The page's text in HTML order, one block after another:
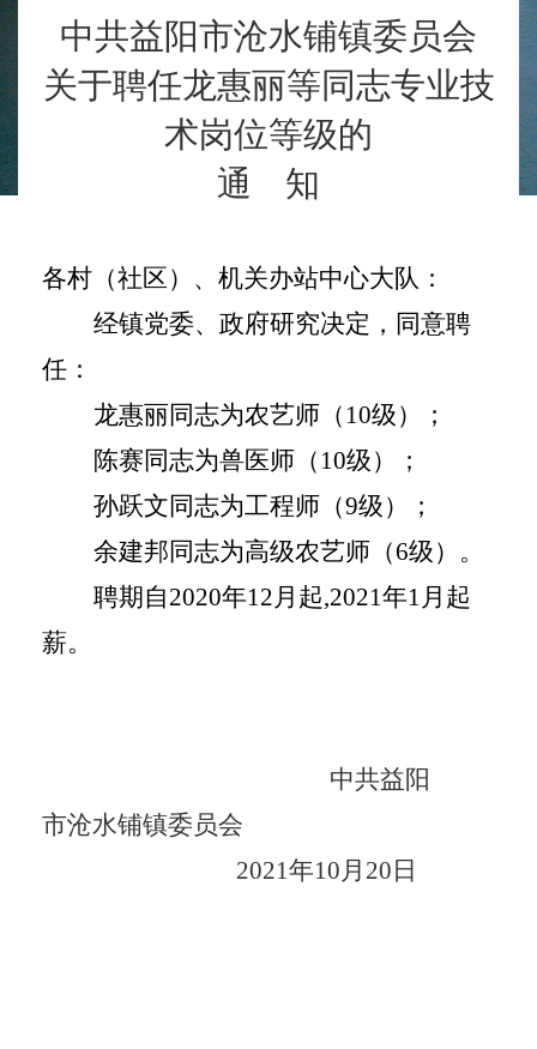
中共益阳市沧水铺镇委员会
关于聘任龙惠丽等同志专业技
术岗位等级的
通
知
各村（社区）、机关办站中心大队：
经镇党委、政府研究决定，同意聘
任：
龙惠丽同志为农艺师（ 10级）；
陈赛同志为兽医师（ 10级）；
孙跃文同志为工程师（9级）；
余建邦同志为高级农艺师（6级）。
聘期自2020年12月起,2021年1月起
薪。
中共益阳
市沧水铺镇委员会
2021年10月20日